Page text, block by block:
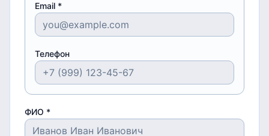
Email *
Телефон
ФИО *